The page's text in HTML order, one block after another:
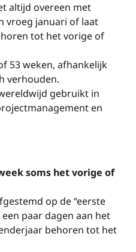
altijd overeen met
vroeg januari of laat
tot het vorige of
53 weken, afhankelijk
verhouden.
gebruikt in
en
soms het vorige of
op de “eerste
paar dagen aan het
behoren tot het